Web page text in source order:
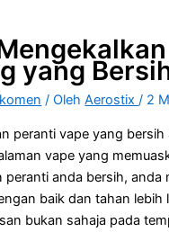
yang
/ OlehAerostix/ 2
peranti vape yang bersih
vape yang
peranti anda bersih, anda
baik dan tahan lebih
bukan sahaja pada